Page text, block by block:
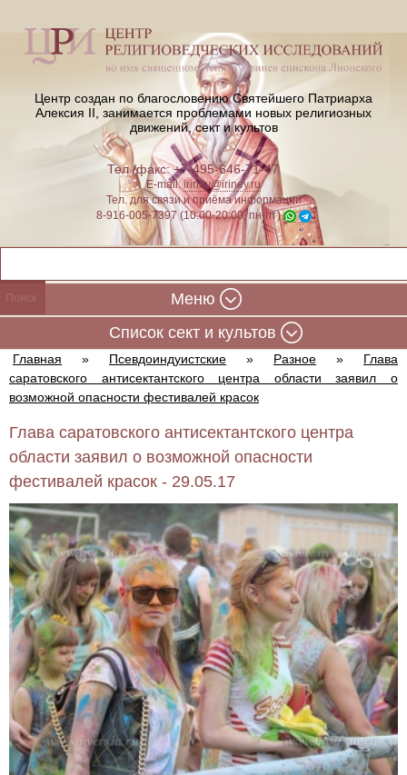
Центр создан по благословению Святейшего Патриарха
Алексия II, занимается проблемами новых религиозных
движений, сект и культов
Тел./факс: +7-495-646-71-47
E-mail:iriney@iriney.ru
Тел. для связи и приёма информации
8-916-005-7397 (10:00-20:00, пн-пт)
Меню
Cписок сект и культов
Главная » Псевдоиндуистские » Разное »
Глава
саратовского антисектантского центра области заявил о
возможной опасности фестивалей красок
Глава саратовского антисектантского центра
области заявил о возможной опасности
фестивалей красок - 29.05.17